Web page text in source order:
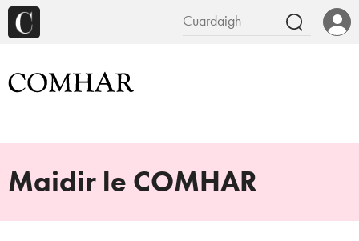
Maidir le COMHAR